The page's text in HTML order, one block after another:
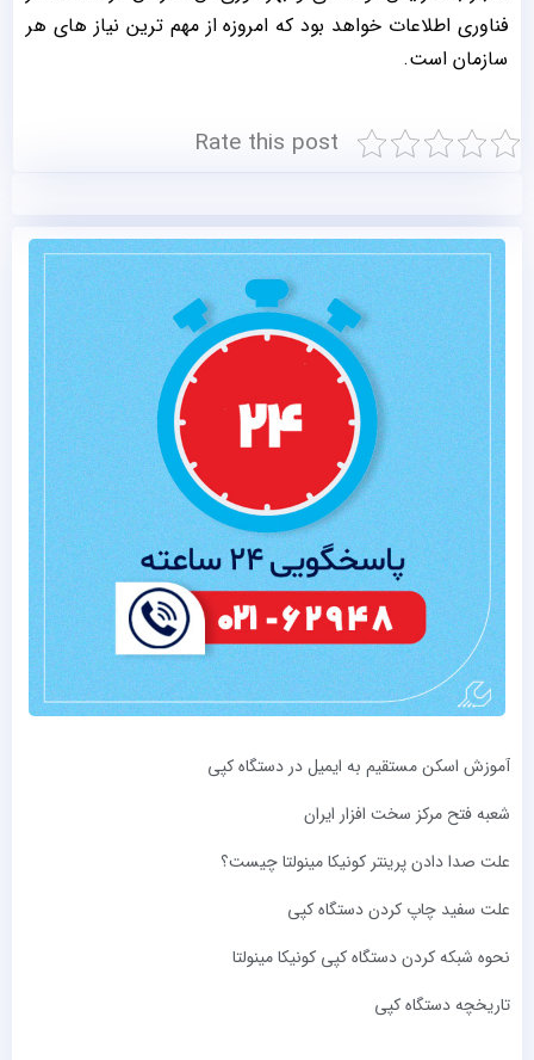
فناوری اطلاعات خواهد بود که امروزه از مهم ترین نیاز های هر
سازمان است.
Rate this post
آموزش اسکن مستقیم به ایمیل در دستگاه کپی
شعبه فتح مرکز سخت ‌افزار ایران
علت صدا دادن پرینتر کونیکا مینولتا چیست؟
علت سفید چاپ کردن دستگاه کپی
نحوه شبکه کردن دستگاه کپی کونیکا مینولتا
تاریخچه دستگاه کپی